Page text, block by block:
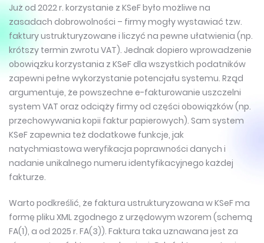
Już od 2022 r. korzystanie z KSeF było możliwe na
zasadach dobrowolności – firmy mogły wystawiać tzw.
faktury ustrukturyzowane i liczyć na pewne ułatwienia (np.
krótszy termin zwrotu VAT). Jednak dopiero wprowadzenie
obowiązku korzystania z KSeF dla wszystkich podatników
zapewni pełne wykorzystanie potencjału systemu. Rząd
argumentuje, że powszechne e-fakturowanie uszczelni
system VAT oraz odciąży firmy od części obowiązków (np.
przechowywania kopii faktur papierowych). Sam system
KSeF zapewnia też dodatkowe funkcje, jak
natychmiastowa weryfikacja poprawności danych i
nadanie unikalnego numeru identyfikacyjnego każdej
fakturze.
Warto podkreślić, że faktura ustrukturyzowana w KSeF ma
formę pliku XML zgodnego z urzędowym wzorem (schemą
FA(1), a od 2025 r. FA(3)). Faktura taka uznawana jest za